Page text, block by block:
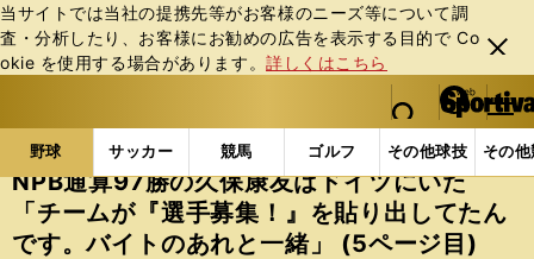
当サイトでは当社の提携先等がお客様のニーズ等について調
査・分析したり、お客様にお勧めの広告を表⽰する⽬的で Co
okie を使⽤する場合があります。詳しくはこちら
閉じ
る
web Sportiva (webスポルティーバ)
検索
マイペ
ー
ジ
メニュ
野球 サッカー 競馬 ゴルフ その他球技 その
b
ス
ポ
ル
テ
野球の記事一覧 プロ野球 NPB通算97勝の久保康友
NPB通算97勝の久保康友はドイツにいた
「チームが『選手募集！』を貼り出してたん
です。バイトのあれと一緒」 (5ページ目)